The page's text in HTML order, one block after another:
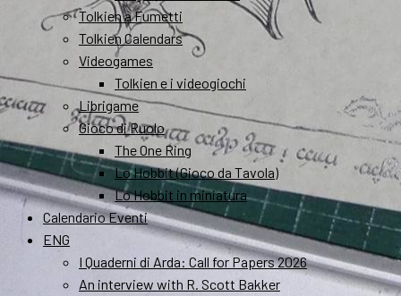
Tolkien a Fumetti
Tolkien Calendars
Videogames
Tolkien e i videogiochi
Librigame
Gioco di Ruolo
The One Ring
Lo Hobbit (Gioco da Tavola)
Lo Hobbit in miniatura
Calendario Eventi
ENG
I Quaderni di Arda: Call for Papers 2026
An interview with R. Scott Bakker